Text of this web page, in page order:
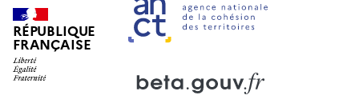
RÉPUBLIQUE
FRANÇAISE
Ouverture dans un nouvel onglet